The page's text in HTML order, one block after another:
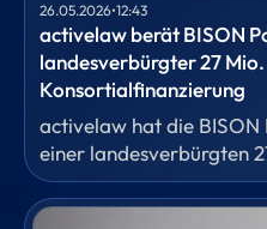
26.05.2026•12:43
activelaw berät BISON
landesverbürgter 27 Mio.
Konsortialfinanzierung
activelaw hat die BISON
einer landesverbürgten
Konsortialfinanzierung
Bankenkonsortium,